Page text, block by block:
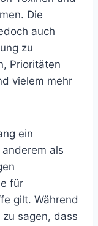
Die
auch
zu
Prioritäten
vielem mehr
ein
als
für
gilt. Während
sagen, dass